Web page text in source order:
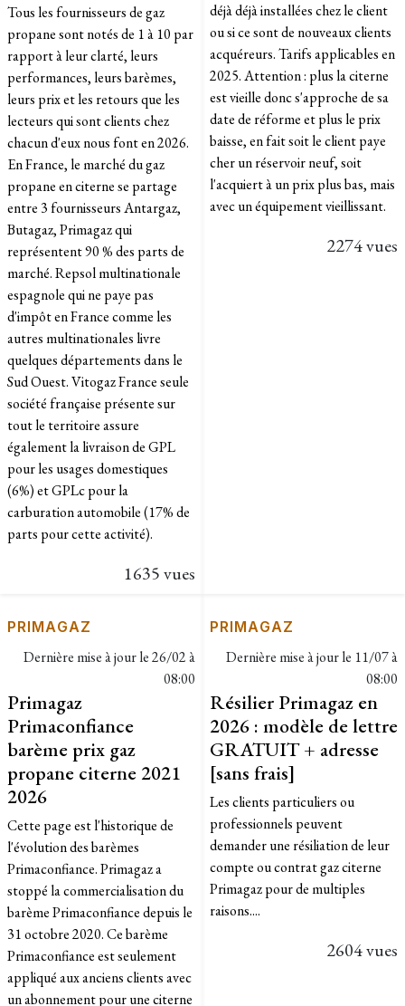
Tous les fournisseurs de gaz
propane sont notés de 1 à 10 par
rapport à leur clarté, leurs
performances, leurs barèmes,
leurs prix et les retours que les
lecteurs qui sont clients chez
chacun d'eux nous font en 2026.
En France, le marché du gaz
propane en citerne se partage
entre 3 fournisseurs Antargaz,
Butagaz, Primagaz qui
représentent 90 % des parts de
marché. Repsol multinationale
espagnole qui ne paye pas
d'impôt en France comme les
autres multinationales livre
quelques départements dans le
Sud Ouest. Vitogaz France seule
société française présente sur
tout le territoire assure
également la livraison de GPL
pour les usages domestiques
(6%) et GPLc pour la
carburation automobile (17% de
parts pour cette activité).
1635 vues
déjà déjà installées chez le client
ou si ce sont de nouveaux clients
acquéreurs. Tarifs applicables en
2025. Attention : plus la citerne
est vieille donc s'approche de sa
date de réforme et plus le prix
baisse, en fait soit le client paye
cher un réservoir neuf, soit
l'acquiert à un prix plus bas, mais
avec un équipement vieillissant.
2274 vues
PRIMAGAZ
Dernière mise à jour le26/02 à
08:00
Primagaz
Primaconfiance
barème prix gaz
propane citerne 2021
2026
Cette page est l'historique de
l'évolution des barèmes
Primaconfiance. Primagaz a
stoppé la commercialisation du
barème Primaconfiance depuis le
31 octobre 2020. Ce barème
Primaconfiance est seulement
appliqué aux anciens clients avec
un abonnement pour une citerne
PRIMAGAZ
Dernière mise à jour le 11/07 à
08:00
Résilier Primagaz en
2026 : modèle de lettre
GRATUIT + adresse
[sans frais]
Les clients particuliers ou
professionnels peuvent
demander une résiliation de leur
compte ou contrat gaz citerne
Primagaz pour de multiples
raisons....
2604 vues